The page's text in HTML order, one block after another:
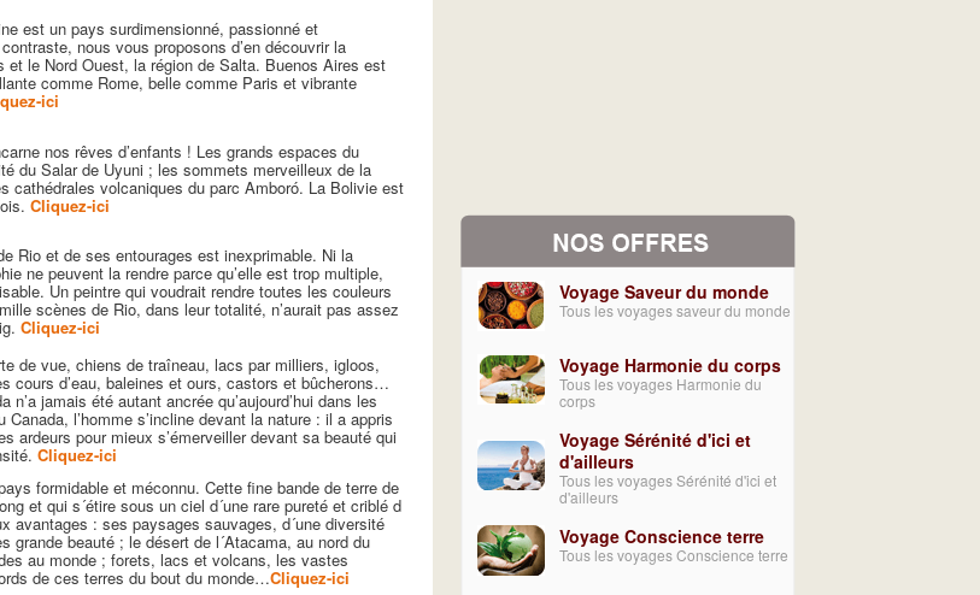
est un pays surdimensionné, passionné et
nous vous proposons d’en découvrir la
et le Nord Ouest, la région de Salta. Buenos Aires est
comme Rome, belle comme Paris et vibrante
ici
nos rêves d’enfants ! Les grands espaces du
du Salar de Uyuni ; les sommets merveilleux de la
cathédrales volcaniques du parc Amboró. La Bolivie est
Cliquez-ici
Rio et de ses entourages est inexprimable. Ni la
ne peuvent la rendre parce qu’elle est trop multiple,
Un peintre qui voudrait rendre toutes les couleurs
scènes de Rio, dans leur totalité, n’aurait pas assez
Cliquez-ici
de vue, chiens de traîneau, lacs par milliers, igloos,
cours d’eau, baleines et ours, castors et bûcherons…
n’a jamais été autant ancrée qu’aujourd’hui dans les
l’homme s’incline devant la nature : il a appris
ardeurs pour mieux s’émerveiller devant sa beauté qui
Cliquez-ici
formidable et méconnu. Cette fine bande de terre de
et qui s´étire sous un ciel d´une rare pureté et criblé d
avantages : ses paysages sauvages, d´une diversité
grande beauté ; le désert de l´Atacama, au nord du
au monde ; forets, lacs et volcans, les vastes
de ces terres du bout du monde…Cliquez-ici
Voyage Saveur du monde
Tous les voyages saveur du monde
Voyage Harmonie du corps
Tous les voyages Harmonie du
corps
Voyage Sérénité d'ici et
d'ailleurs
Tous les voyages Sérénité d'ici et
d'ailleurs
Voyage Conscience terre
Tous les voyages Conscience terre